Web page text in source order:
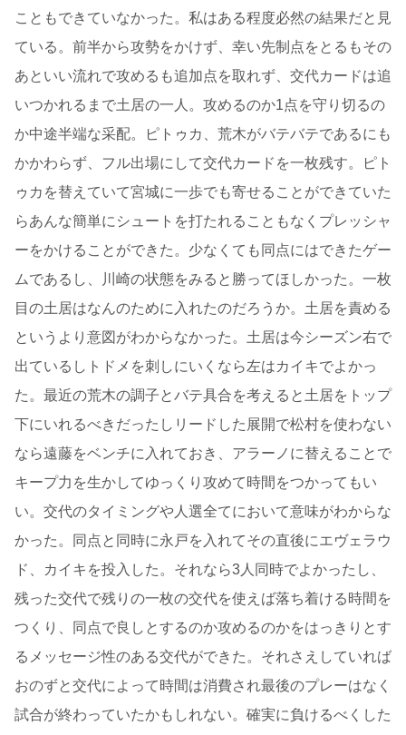
こともできていなかった。私はある程度必然の結果だと見
ている。前半から攻勢をかけず、幸い先制点をとるもその
あといい流れで攻めるも追加点を取れず、交代カードは追
いつかれるまで土居の一人。攻めるのか1点を守り切るの
か中途半端な采配。ピトゥカ、荒木がバテバテであるにも
かかわらず、フル出場にして交代カードを一枚残す。ピト
ゥカを替えていて宮城に一歩でも寄せることができていた
らあんな簡単にシュートを打たれることもなくプレッシャ
ーをかけることができた。少なくても同点にはできたゲー
ムであるし、川崎の状態をみると勝ってほしかった。一枚
目の土居はなんのために入れたのだろうか。土居を責める
というより意図がわからなかった。土居は今シーズン右で
出ているしトドメを刺しにいくなら左はカイキでよかっ
た。最近の荒木の調子とバテ具合を考えると土居をトップ
下にいれるべきだったしリードした展開で松村を使わない
なら遠藤をベンチに入れておき、アラーノに替えることで
キープ力を生かしてゆっくり攻めて時間をつかってもい
い。交代のタイミングや人選全てにおいて意味がわからな
かった。同点と同時に永戸を入れてその直後にエヴェラウ
ド、カイキを投入した。それなら3人同時でよかったし、
残った交代で残りの一枚の交代を使えば落ち着ける時間を
つくり、同点で良しとするのか攻めるのかをはっきりとす
るメッセージ性のある交代ができた。それさえしていれば
おのずと交代によって時間は消費され最後のプレーはなく
試合が終わっていたかもしれない。確実に負けるべくした